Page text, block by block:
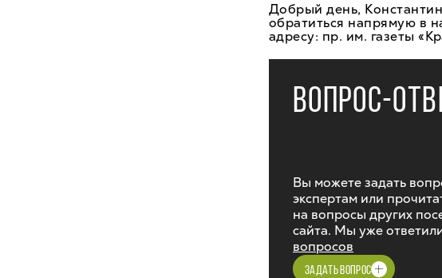
Добрый день,
обратиться напрямую в
адресу: пр. им. газеты
ВОПРОС-
Вы можете задать
экспертам или
на вопросы других
сайта. Мы уже
вопросов
ЗАДАТЬ ВОПРОС